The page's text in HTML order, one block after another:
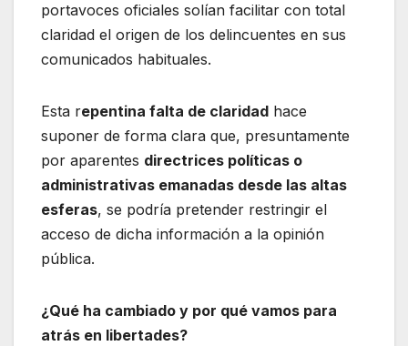
portavoces oficiales solían facilitar con total
claridad el origen de los delincuentes en sus
comunicados habituales.
Esta repentina falta de claridad hace
suponer de forma clara que, presuntamente
por aparentes directrices políticas o
administrativas emanadas desde las altas
esferas, se podría pretender restringir el
acceso de dicha información a la opinión
pública.
¿Qué ha cambiado y por qué vamos para
atrás en libertades?